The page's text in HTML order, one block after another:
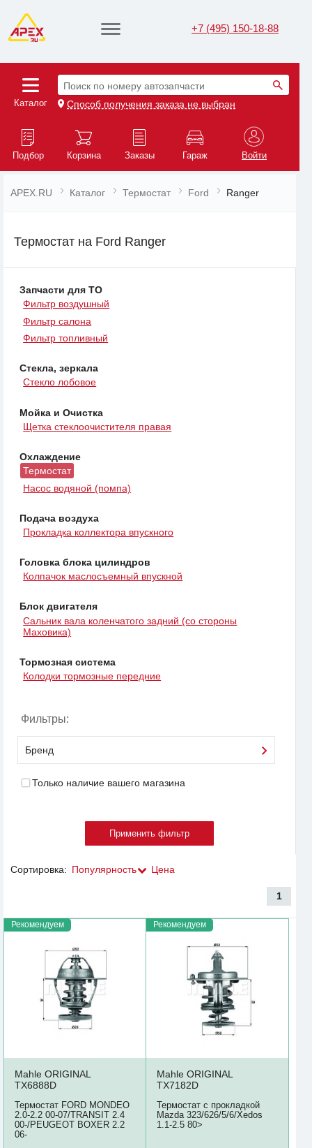
+7 (495) 150-18-88
Каталог
Поиск по номеру автозапчасти
Способ получения заказа не выбран
Подбор Корзина Заказы Гараж Войти
APEX.RU Каталог Термостат Ford Ranger
Термостат на Ford Ranger
Запчасти для ТО
Фильтр воздушный
Фильтр салона
Фильтр топливный
Стекла, зеркала
Стекло лобовое
Мойка и Очистка
Щетка стеклоочистителя правая
Охлаждение
Термостат
Насос водяной (помпа)
Подача воздуха
Прокладка коллектора впускного
Головка блока цилиндров
Колпачок маслосъемный впускной
Блок двигателя
Сальник вала коленчатого задний (со стороны
Маховика)
Тормозная система
Колодки тормозные передние
Фильтры:
Бренд
Только наличие вашего магазина
Сортировка: Популярность Цена
1
Рекомендуем
Mahle ORIGINAL
TX6888D
Термостат FORD MONDEO
2.0-2.2 00-07/TRANSIT 2.4
00-/PEUGEOT BOXER 2.2
06-
Рекомендуем
Mahle ORIGINAL
TX7182D
Термостат с прокладкой
Mazda 323/626/5/6/Xedos
1.1-2.5 80>